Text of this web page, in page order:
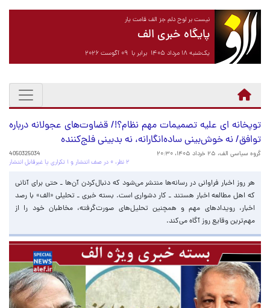
نیست بر لوح دلم جز الف قامت یار
پایگاه خبری الف
یک‌شنبه ۱۸ مرداد ۱۴۰۵ برابر با ۰۹ آگوست ۲۰۲۶
توپخانه ای علیه تصمیمات مهم نظام؟!/ قضاوت‌های عجولانه درباره
توافق/ نه خوش‌بینی ساده‌انگارانه، نه بدبینی فلج‌کننده
گروه سیاسی الف، ۲۵ خرداد ۱۴۰۵، ۲۰:۳۰
4050325034
۲ نظر، ۰ در صف انتشار و ۱ تکراری یا غیرقابل انتشار
هر روز اخبار فراوانی در رسانه‌ها منتشر می‌شود که دنبال‌کردن آن‌ها ـ حتی برای آنانی
که اهل مطالعه اخبار هستند‌ ـ کار دشواری است. بسته خبری ـ تحلیلی «الف» با رصد
اخبار، رویدادهای مهم و همچنین تحلیل‌های صورت‌گرفته، مخاطبان خود را از
مهم‌ترین وقایع روز آگاه می‌کند.